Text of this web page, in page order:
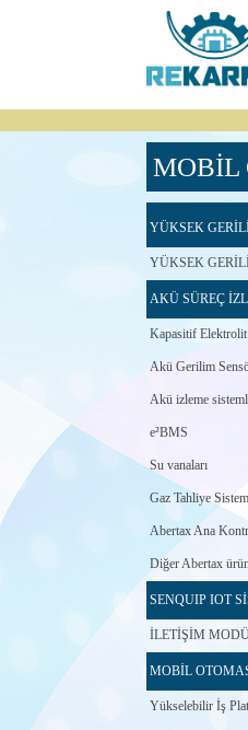
MOBİL
YÜKSEK
YÜKSEK
AKÜ SÜREÇ
Kapasitif
Akü Gerilim
Akü izleme
e²BMS
Su vanaları
Gaz Tahliye
Abertax Ana
Diğer Abertax
SENQUIP IOT
İLETİŞİM
MOBİL
Yükselebilir İş